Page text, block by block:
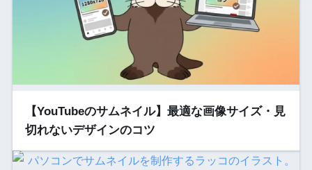
【YouTubeのサムネイル】最適な画像サイズ・見
切れないデザインのコツ